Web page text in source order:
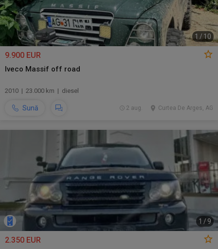
1 / 10
9.900 EUR
Iveco Massif off road
2010 | 23.000 km | diesel
Sună Curtea De Arges, AG
2 aug.
1 / 9
2.350 EUR